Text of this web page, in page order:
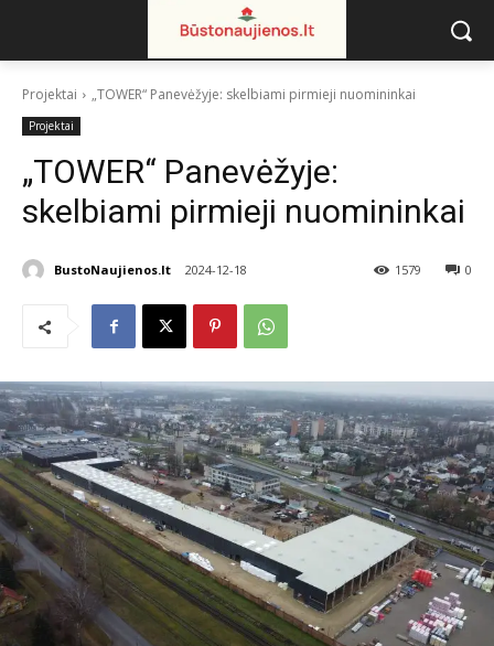
Projektai „TOWER“ Panevėžyje: skelbiami pirmieji nuomininkai
Projektai
„TOWER“ Panevėžyje:
skelbiami pirmieji nuomininkai
BustoNaujienos.lt 2024-12-18 0
1579